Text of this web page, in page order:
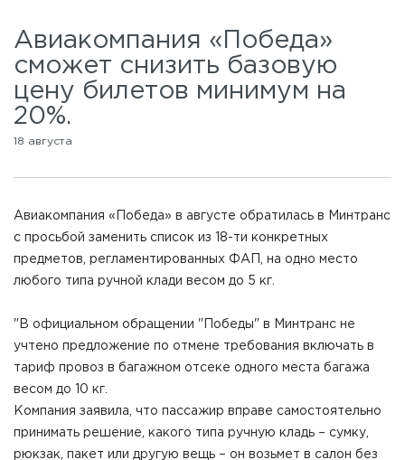
Авиакомпания «Победа»
сможет снизить базовую
цену билетов минимум на
20%.
18 августа
Авиакомпания «Победа» в августе обратилась в Минтранс
с просьбой заменить список из 18-ти конкретных
предметов, регламентированных ФАП, на одно место
любого типа ручной клади весом до 5 кг.
"В официальном обращении "Победы" в Минтранс не
учтено предложение по отмене требования включать в
тариф провоз в багажном отсеке одного места багажа
весом до 10 кг.
Компания заявила, что пассажир вправе самостоятельно
принимать решение, какого типа ручную кладь – сумку,
рюкзак, пакет или другую вещь – он возьмет в салон без